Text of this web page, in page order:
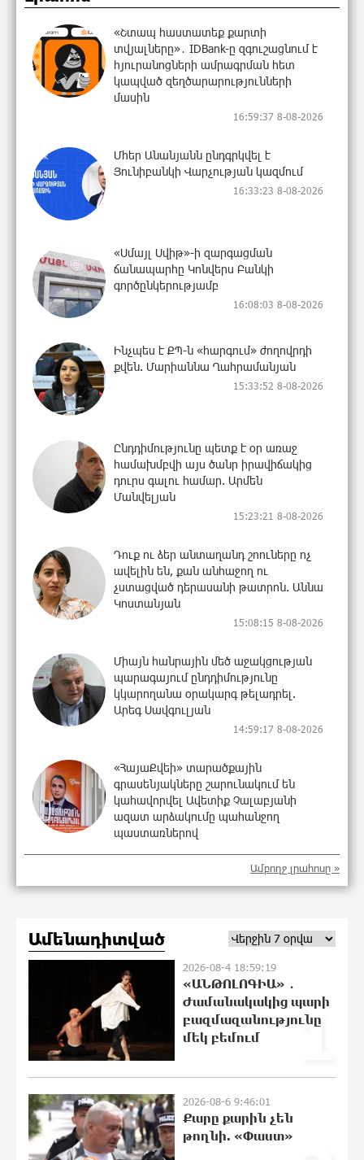
«Շտապ հաստատեք քարտի
տվյալները»․ IDBank-ը զգուշացնում է
հյուրանոցների ամրագրման հետ
կապված զեղծարարությունների
մասին
16:59:37 8-08-2026
Մհեր Անանյանն ընդգրկվել է
Յունիբանկի Վարչության կազմում
16:33:23 8-08-2026
«Սմայլ Սվիթ»-ի զարգացման
ճանապարհը Կոնվերս Բանկի
գործընկերությամբ
16:08:03 8-08-2026
Ինչպես է ՔՊ-ն «հարգում» ժողովրդի
քվեն. Մարիաննա Ղահրամանյան
15:33:52 8-08-2026
Ընդդիմությունը պետք է օր առաջ
համախմբվի այս ծանր իրավիճակից
դուրս գալու համար. Արմեն
Մանվելյան
15:23:21 8-08-2026
Դուք ու ձեր անտաղանդ շոուները ոչ
ավելին են, քան անհաջող ու
չստացված դերասանի թատրոն. Աննա
Կոստանյան
15:08:15 8-08-2026
Միայն հանրային մեծ աջակցության
պարագայում ընդդիմությունը
կկարողանա օրակարգ թելադրել.
Արեգ Սավգուլյան
14:59:17 8-08-2026
«ՀայաՔվեի» տարածքային
գրասենյակները շարունակում են
կահավորվել Ավետիք Չալաբյանի
ազատ արձակումը պահանջող
պաստառներով
14:45:16 8-08-2026
Երկուսը մեկում. Բրիտանացի
հետ մեկ դաշտում, և դա աշխատում է
Սաուդյան Արաբիան, Թուրքիան և
Պակիստանը համատեղ
պաշտպանության մասին
համաձայնագիր են կնքել. Արտակ
Զաքարյան
12:27:53 8-08-2026
Սլովակիայի նախկին ղեկավարները
պահանջում են, որ Նիկոլ Փաշինյանը
դադարեցնի Հայ Առաքելական
Ամբողջ լրահոսը »
Ամենադիտված
1
2026-08-4 18:59:19
«ԱՆԹՈԼՈԳԻԱ» ․
Ժամանակակից պարի
բազմազանությունը
մեկ բեմում
2026-08-6 9:46:01
Քարը քարին չեն
թողնի. «Փաստ»